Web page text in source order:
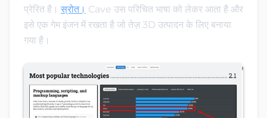
प्रेरित है। स्रोत। Cave उस परिचित भाषा को लेकर आता है और
इसे एक गेम इंजन में रखता है जो तेज़ 3D उत्पादन के लिए बनाया
गया है।